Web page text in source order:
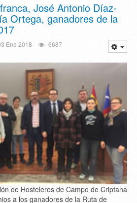
José Antonio Díaz-
Ortega, ganadores de la
Ene 2018 6687
de Hosteleros de Campo de Criptana
a los ganadores de la Ruta de